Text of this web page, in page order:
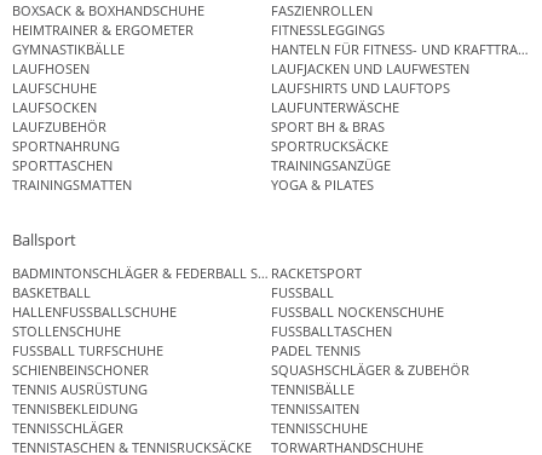
BOXSACK & BOXHANDSCHUHE
FASZIENROLLEN
HEIMTRAINER & ERGOMETER
FITNESSLEGGINGS
GYMNASTIKBÄLLE
HANTELN FÜR FITNESS- UND
LAUFHOSEN
LAUFJACKEN UND LAUFWESTEN
LAUFSCHUHE
LAUFSHIRTS UND LAUFTOPS
LAUFSOCKEN
LAUFUNTERWÄSCHE
LAUFZUBEHÖR
SPORT BH & BRAS
SPORTNAHRUNG
SPORTRUCKSÄCKE
SPORTTASCHEN
TRAININGSANZÜGE
TRAININGSMATTEN
YOGA & PILATES
Ballsport
BADMINTONSCHLÄGER & FEDERBALL SETSRACKETSPORT
BASKETBALL
FUSSBALL
HALLENFUSSBALLSCHUHE
FUSSBALL NOCKENSCHUHE
STOLLENSCHUHE
FUSSBALLTASCHEN
FUSSBALL TURFSCHUHE
PADEL TENNIS
SCHIENBEINSCHONER
SQUASHSCHLÄGER & ZUBEHÖR
TENNIS AUSRÜSTUNG
TENNISBÄLLE
TENNISBEKLEIDUNG
TENNISSAITEN
TENNISSCHLÄGER
TENNISSCHUHE
TENNISTASCHEN & TENNISRUCKSÄCKE
TORWARTHANDSCHUHE